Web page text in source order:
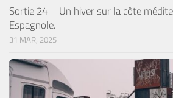
Sortie 24 – Un hiver sur la côte
Espagnole.
31 MAR, 2025